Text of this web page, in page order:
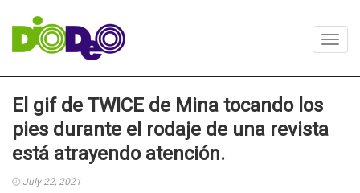
El gif de TWICE de Mina tocando los
pies durante el rodaje de una revista
está atrayendo atención.
July 22, 2021